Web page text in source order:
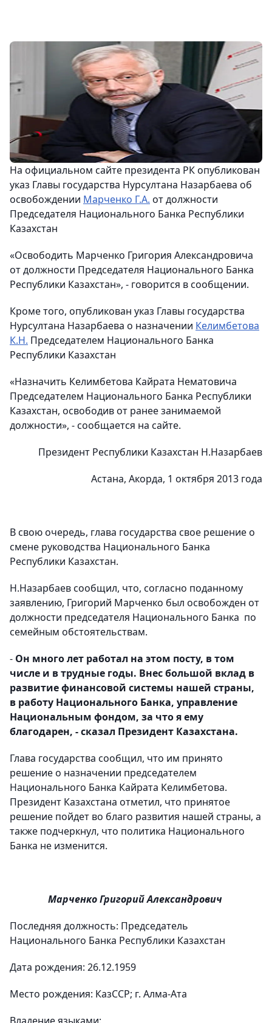
На официальном сайте президента РК опубликован
указ Главы государства Нурсултана Назарбаева об
освобождении Марченко Г.А. от должности
Председателя Национального Банка Республики
Казахстан
«Освободить Марченко Григория Александровича
от должности Председателя Национального Банка
Республики Казахстан», - говорится в сообщении.
Кроме того, опубликован указ Главы государства
Нурсултана Назарбаева о назначении Келимбетова
К.Н. Председателем Национального Банка
Республики Казахстан
«Назначить Келимбетова Кайрата Нематовича
Председателем Национального Банка Республики
Казахстан, освободив от ранее занимаемой
должности», - сообщается на сайте.
Президент Республики Казахстан Н.Назарбаев
Астана, Акорда, 1 октября 2013 года
В свою очередь, глава государства свое решение о
смене руководства Национального Банка
Республики Казахстан.
Н.Назарбаев сообщил, что, согласно поданному
заявлению, Григорий Марченко был освобожден от
должности председателя Национального Банка по
семейным обстоятельствам.
- Он много лет работал на этом посту, в том
числе и в трудные годы. Внес большой вклад в
развитие финансовой системы нашей страны,
в работу Национального Банка, управление
Национальным фондом, за что я ему
благодарен, - сказал Президент Казахстана.
Глава государства сообщил, что им принято
решение о назначении председателем
Национального Банка Кайрата Келимбетова.
Президент Казахстана отметил, что принятое
решение пойдет во благо развития нашей страны, а
также подчеркнул, что политика Национального
Банка не изменится.
Марченко Григорий Александрович
Последняя должность: Председатель
Национального Банка Республики Казахстан
Дата рождения: 26.12.1959
Место рождения: КазССР; г. Алма-Ата